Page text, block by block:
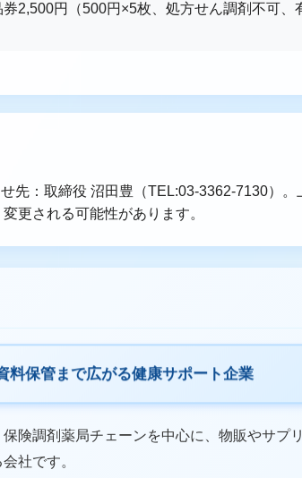
2,500円（500円×5枚、処方せん調剤不可、
先：取締役 沼田豊（TEL:03-3362-7130）。
更される可能性があります。
料保管まで広がる健康サポート企業
険調剤薬局チェーンを中心に、物販やサプ
社です。